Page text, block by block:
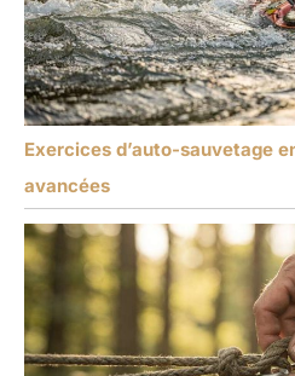
Exercices d’auto-sauvetage
avancées